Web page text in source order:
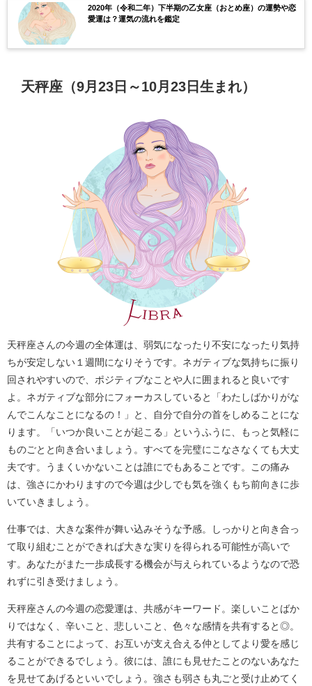
2020年（令和二年）下半期の乙女座（おとめ座）の運勢や恋
愛運は？運気の流れを鑑定
天秤座（9月23日～10月23日生まれ）
天秤座さんの今週の全体運は、弱気になったり不安になったり気持
ちが安定しない１週間になりそうです。ネガティブな気持ちに振り
回されやすいので、ポジティブなことや人に囲まれると良いです
よ。ネガティブな部分にフォーカスしていると「わたしばかりがな
んでこんなことになるの！」と、自分で自分の首をしめることにな
ります。「いつか良いことが起こる」というふうに、もっと気軽に
ものごとと向き合いましょう。すべてを完璧にこなさなくても大丈
夫です。うまくいかないことは誰にでもあることです。この痛み
は、強さにかわりますので今週は少しでも気を強くもち前向きに歩
いていきましょう。
仕事では、大きな案件が舞い込みそうな予感。しっかりと向き合っ
て取り組むことができれば大きな実りを得られる可能性が高いで
す。あなたがまた一歩成長する機会が与えられているようなので恐
れずに引き受けましょう。
天秤座さんの今週の恋愛運は、共感がキーワード。楽しいことばか
りではなく、辛いこと、悲しいこと、色々な感情を共有すると◎。
共有することによって、お互いが支え合える仲としてより愛を感じ
ることができるでしょう。彼には、誰にも見せたことのないあなた
を見せてあげるといいでしょう。強さも弱さも丸ごと受け止めてく